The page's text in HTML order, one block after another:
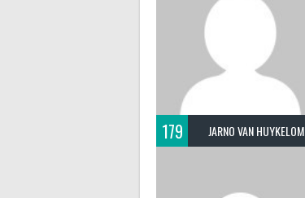
179 JARNO VAN HUYKELOM